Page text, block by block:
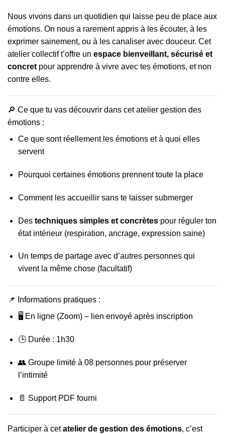
Nous vivons dans un quotidien qui laisse peu de place aux
émotions. On nous a rarement appris à les écouter, à les
exprimer sainement, ou à les canaliser avec douceur. Cet
atelier collectif t’offre un espace bienveillant, sécurisé et
concret pour apprendre à vivre avec tes émotions, et non
contre elles.
🔎 Ce que tu vas découvrir dans cet atelier gestion des
émotions :
Ce que sont réellement les émotions et à quoi elles
servent
Pourquoi certaines émotions prennent toute la place
Comment les accueillir sans te laisser submerger
Des techniques simples et concrètespour réguler ton
état intérieur (respiration, ancrage, expression saine)
Un temps de partage avec d’autres personnes qui
vivent la même chose (facultatif)
📌 Informations pratiques :
🖥️ En ligne (Zoom) – lien envoyé après inscription
🕒 Durée : 1h30
👥 Groupe limité à 08 personnes pour préserver
l’intimité
📄 Support PDF fourni
Participer à cetatelier de gestion des émotions, c’est